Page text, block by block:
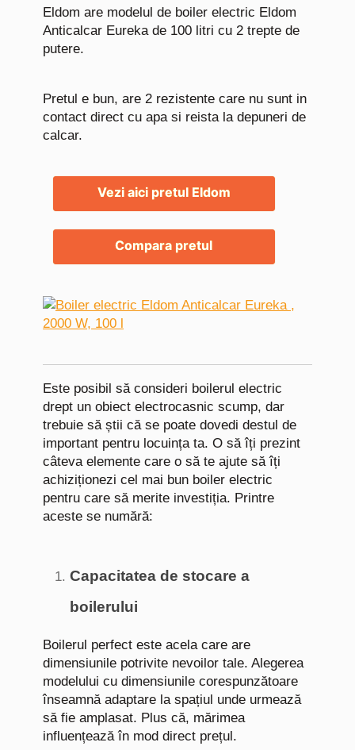
Eldom are modelul de boiler electric Eldom
Anticalcar Eureka de 100 litri cu 2 trepte de
putere.
Pretul e bun, are 2 rezistente care nu sunt in
contact direct cu apa si reista la depuneri de
calcar.
Vezi aici pretul Eldom
Compara pretul
Este posibil să consideri boilerul electric
drept un obiect electrocasnic scump, dar
trebuie să știi că se poate dovedi destul de
important pentru locuința ta. O să îți prezint
câteva elemente care o să te ajute să îți
achiziționezi cel mai bun boiler electric
pentru care să merite investiția. Printre
aceste se numără:
Capacitatea de stocare a
boilerului
Boilerul perfect este acela care are
dimensiunile potrivite nevoilor tale. Alegerea
modelului cu dimensiunile corespunzătoare
înseamnă adaptare la spațiul unde urmează
să fie amplasat. Plus că, mărimea
influențează în mod direct prețul.